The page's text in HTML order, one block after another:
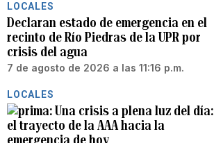
LOCALES
Declaran estado de emergencia en el
recinto de Río Piedras de la UPR por
crisis del agua
7 de agosto de 2026 a las 11:16 p.m.
LOCALES
Una crisis a plena luz del día:
el trayecto de la AAA hacia la